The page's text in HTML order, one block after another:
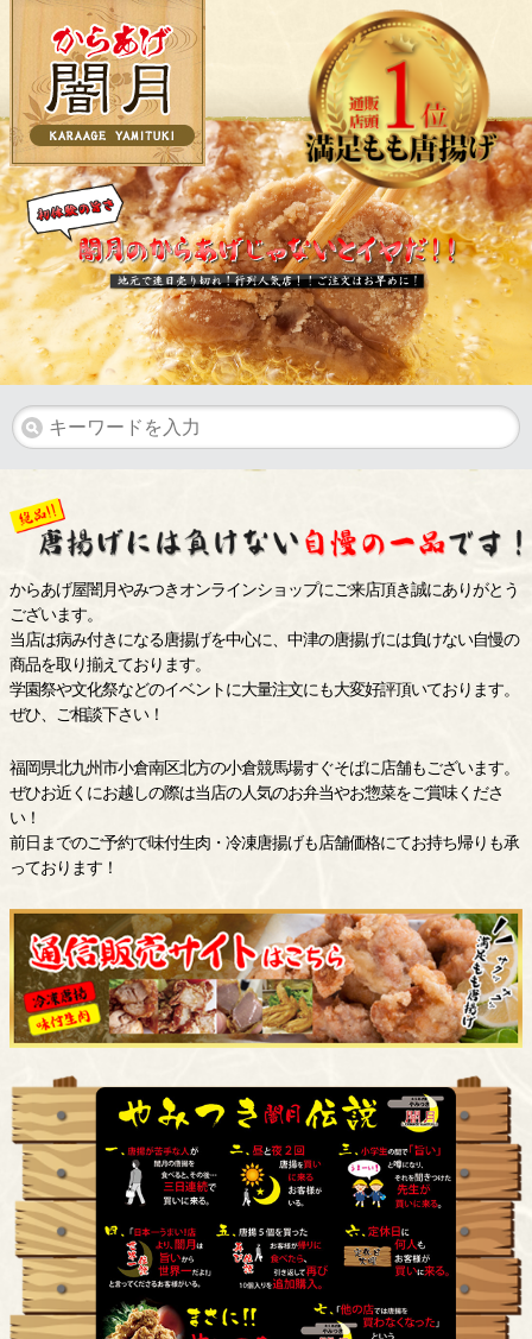
からあげ屋闇月やみつきオンラインショップにご来店頂き誠にありがとう
ございます。
当店は病み付きになる唐揚げを中心に、中津の唐揚げには負けない自慢の
商品を取り揃えております。
学園祭や文化祭などのイベントに大量注文にも大変好評頂いております。
ぜひ、ご相談下さい！
福岡県北九州市小倉南区北方の小倉競馬場すぐそばに店舗もございます。
ぜひお近くにお越しの際は当店の人気のお弁当やお惣菜をご賞味くださ
い！
前日までのご予約で味付生肉・冷凍唐揚げも店舗価格にてお持ち帰りも承
っております！